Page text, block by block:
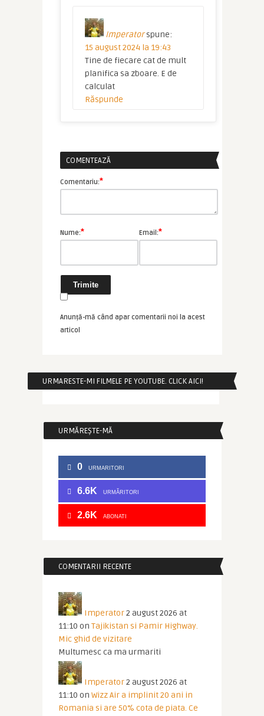
Imperator spune:
15 august 2024 la 19:43
Tine de fiecare cat de mult
planifica sa zboare. E de
calculat
Răspunde
COMENTEAZĂ
Comentariu:*
Nume:* Email:*
Anunță-mă când apar comentarii noi la acest
articol
URMARESTE-MI FILMELE PE YOUTUBE. CLICK AICI!
URMĂREȘTE-MĂ
0 URMARITORI
6.6K URMĂRITORI
2.6K ABONATI
COMENTARII RECENTE
Imperator2 august 2026 at
11:10 on Tajikistan si Pamir Highway.
Mic ghid de vizitare
Multumesc ca ma urmariti
Imperator2 august 2026 at
11:10 on Wizz Air a implinit 20 ani in
Romania si are 50% cota de piata. Ce